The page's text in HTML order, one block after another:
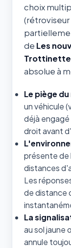
choix
de Les
absolue à
Le piège
un véhicule
déjà
droit avant
présente de
distances
Les
de distance
La
au sol jaune
annule